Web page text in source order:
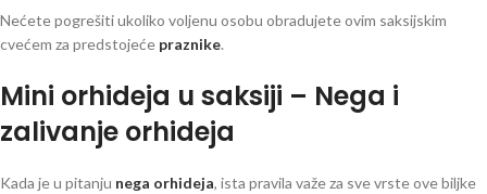
Nećete pogrešiti ukoliko voljenu osobu obradujete ovim saksijskim
cvećem za predstojeće praznike.
Mini orhideja u saksiji – Nega i
zalivanje orhideja
Kada je u pitanju nega orhideja, ista pravila važe za sve vrste ove biljke